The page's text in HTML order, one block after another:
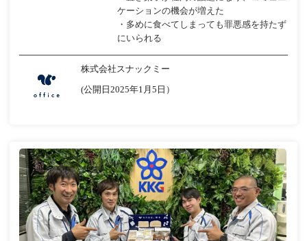
ケーションの機会が増えた
・多めに食べてしまっても罪悪感を持たず
にいられる
株式会社スナックミー
(公開日2025年1月5日）